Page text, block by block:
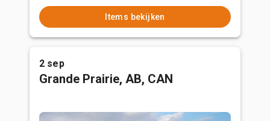
Items bekijken
2 sep
Grande Prairie, AB, CAN